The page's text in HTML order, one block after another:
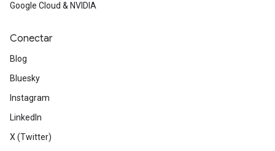
Google Cloud & NVIDIA
Conectar
Blog
Bluesky
Instagram
LinkedIn
X (Twitter)